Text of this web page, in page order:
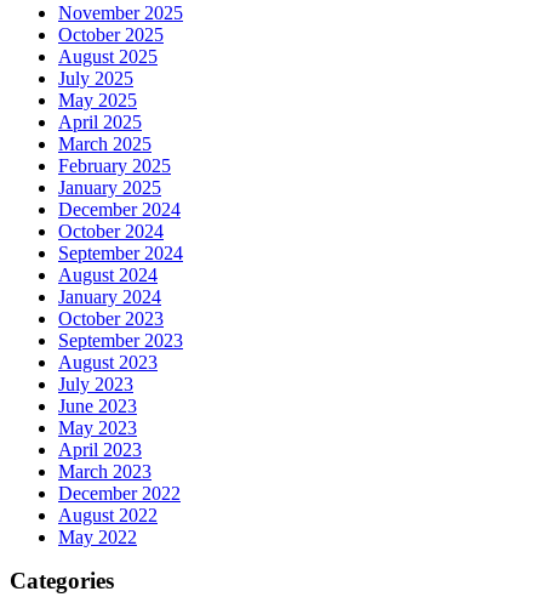
November 2025
October 2025
August 2025
July 2025
May 2025
April 2025
March 2025
February 2025
January 2025
December 2024
October 2024
September 2024
August 2024
January 2024
October 2023
September 2023
August 2023
July 2023
June 2023
May 2023
April 2023
March 2023
December 2022
August 2022
May 2022
Categories